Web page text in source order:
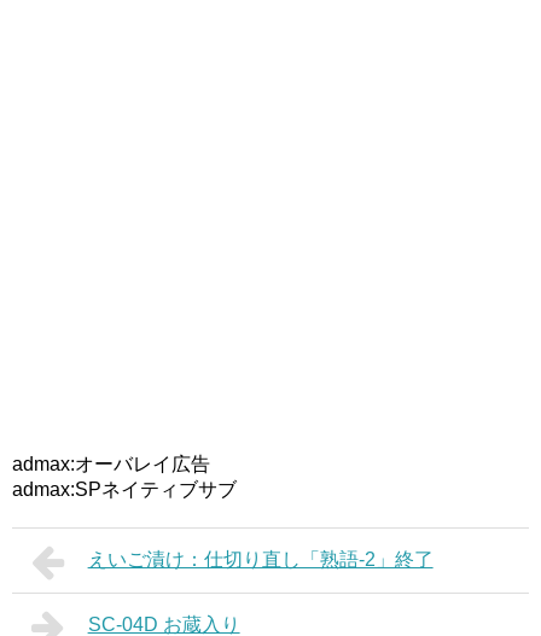
admax:オーバレイ広告
admax:SPネイティブサブ
えいご漬け：仕切り直し「熟語-2」終了
SC-04D お蔵入り